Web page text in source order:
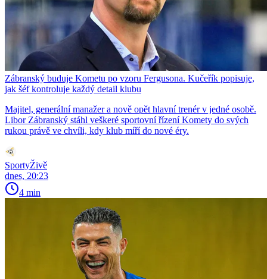
Zábranský buduje Kometu po vzoru Fergusona. Kučeřík popisuje,
jak šéf kontroluje každý detail klubu
Majitel, generální manažer a nově opět hlavní trenér v jedné osobě.
Libor Zábranský stáhl veškeré sportovní řízení Komety do svých
rukou právě ve chvíli, kdy klub míří do nové éry.
SportyŽivě
dnes, 20:23
4 min